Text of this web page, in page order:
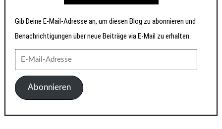
Gib Deine E-Mail-Adresse an, um diesen Blog zu abonnieren und
Benachrichtigungen über neue Beiträge via E-Mail zu erhalten.
Mail-
AdresseAbonnieren